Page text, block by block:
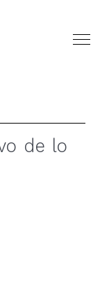
de lo